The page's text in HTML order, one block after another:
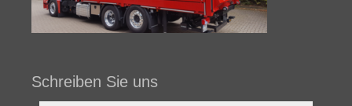
Schreiben Sie uns